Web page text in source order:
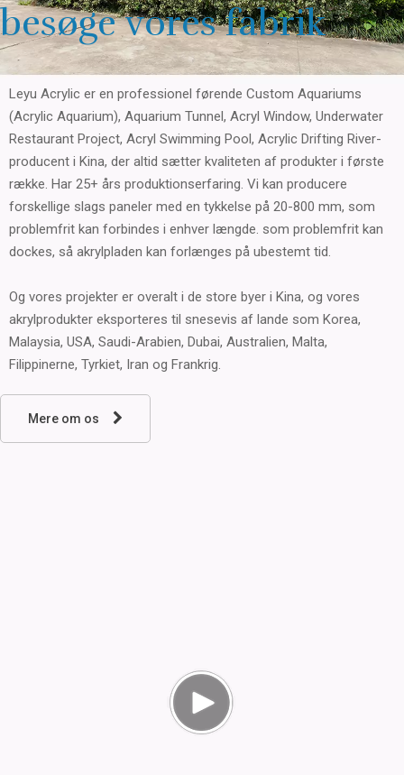
besøge vores fabrik
Leyu Acrylic er en professionel førende Custom Aquariums
(Acrylic Aquarium), Aquarium Tunnel, Acryl Window, Underwater
Restaurant Project, Acryl Swimming Pool, Acrylic Drifting River-
producent i Kina, der altid sætter kvaliteten af ​​produkter i første
række. Har 25+ års produktionserfaring. Vi kan producere
forskellige slags paneler med en tykkelse på 20-800 mm, som
problemfrit kan forbindes i enhver længde. som problemfrit kan
dockes, så akrylpladen kan forlænges på ubestemt tid.
Og vores projekter er overalt i de store byer i Kina, og vores
akrylprodukter eksporteres til snesevis af lande som Korea,
Malaysia, USA, Saudi-Arabien, Dubai, Australien, Malta,
Filippinerne, Tyrkiet, Iran og Frankrig.
Mere om os